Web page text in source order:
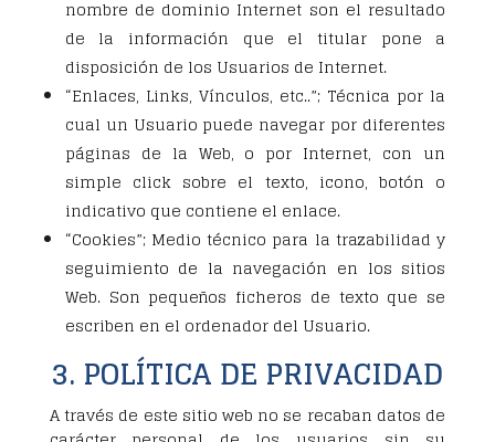
nombre de dominio Internet son el resultado
de la información que el titular pone a
disposición de los Usuarios de Internet.
“Enlaces, Links, Vínculos, etc..”; Técnica por la
cual un Usuario puede navegar por diferentes
páginas de la Web, o por Internet, con un
simple click sobre el texto, icono, botón o
indicativo que contiene el enlace.
“Cookies”; Medio técnico para la trazabilidad y
seguimiento de la navegación en los sitios
Web. Son pequeños ficheros de texto que se
escriben en el ordenador del Usuario.
3. POLÍTICA DE PRIVACIDAD
A través de este sitio web no se recaban datos de